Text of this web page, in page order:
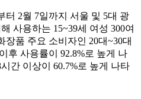
터 2월 7일까지 서울 및 5대 광
사용하는 15~39세 여성 300여
품 주요 소비자인 20대~30대
후 사용률이 92.8%로 높게 나
간 이상이 60.7%로 높게 나타